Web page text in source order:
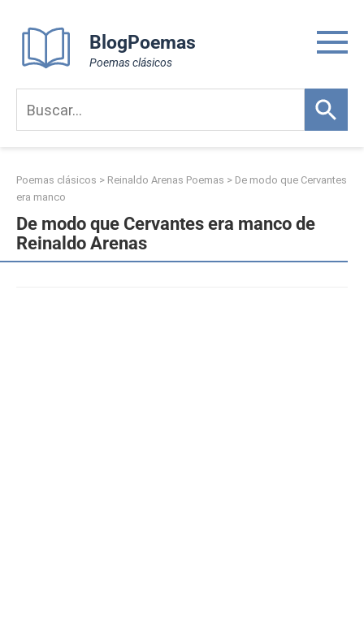
content
BlogPoemas
Poemas clásicos
Poemas clásicos > Reinaldo Arenas Poemas > De modo que Cervantes
era manco
De modo que Cervantes era manco de
Reinaldo Arenas